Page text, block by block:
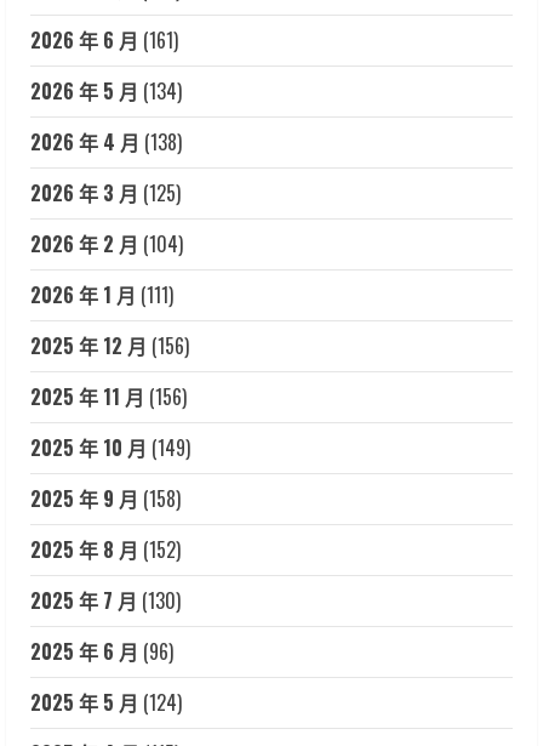
2026 年 6 月 (161)
2026 年 5 月 (134)
2026 年 4 月 (138)
2026 年 3 月 (125)
2026 年 2 月 (104)
2026 年 1 月 (111)
2025 年 12 月 (156)
2025 年 11 月 (156)
2025 年 10 月 (149)
2025 年 9 月 (158)
2025 年 8 月 (152)
2025 年 7 月 (130)
2025 年 6 月 (96)
2025 年 5 月 (124)